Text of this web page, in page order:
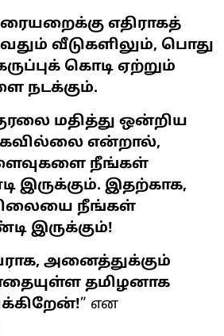
எதிராகத்
வீடுகளிலும், பொது
கொடி ஏற்றும்
நடக்கும்.
மதித்து ஒன்றிய
என்றால்,
நீங்கள்
இருக்கும். இதற்காக,
நீங்கள்
இருக்கும்!
அனைத்துக்கும்
தமிழனாக
” என